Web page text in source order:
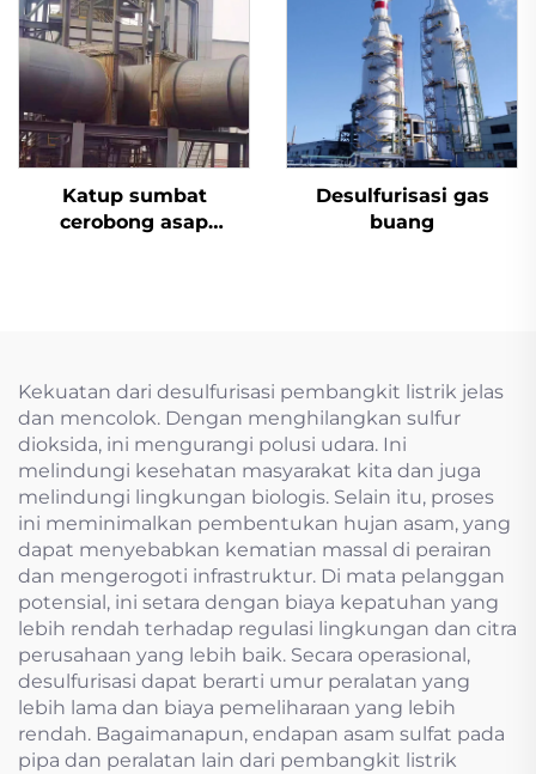
Katup sumbat
cerobong asap
Desulfurisasi gas
buang
Kekuatan dari desulfurisasi pembangkit listrik jelas
dan mencolok. Dengan menghilangkan sulfur
dioksida, ini mengurangi polusi udara. Ini
melindungi kesehatan masyarakat kita dan juga
melindungi lingkungan biologis. Selain itu, proses
ini meminimalkan pembentukan hujan asam, yang
dapat menyebabkan kematian massal di perairan
dan mengerogoti infrastruktur. Di mata pelanggan
potensial, ini setara dengan biaya kepatuhan yang
lebih rendah terhadap regulasi lingkungan dan citra
perusahaan yang lebih baik. Secara operasional,
desulfurisasi dapat berarti umur peralatan yang
lebih lama dan biaya pemeliharaan yang lebih
rendah. Bagaimanapun, endapan asam sulfat pada
pipa dan peralatan lain dari pembangkit listrik